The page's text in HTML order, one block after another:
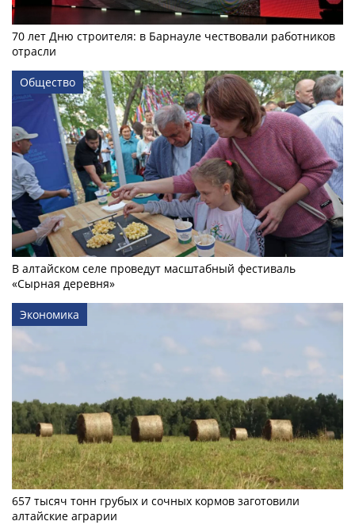
70 лет Дню строителя: в Барнауле чествовали работников
отрасли
Общество
В алтайском селе проведут масштабный фестиваль
«Сырная деревня»
Экономика
657 тысяч тонн грубых и сочных кормов заготовили
алтайские аграрии